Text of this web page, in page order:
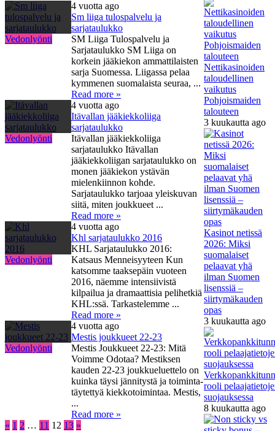
Vedonlyönti
4 vuotta ago
Sm liiga tulospalvelu ja
sarjataulukko
SM Liiga Tulospalvelu ja
Sarjataulukko SM Liiga on
korkein jääkiekon ammattilaisten
sarja Suomessa. Liigassa pelaa
kymmenen suomalaista seuraa, ...
Read more »
Vedonlyönti
4 vuotta ago
Itävallan jääkiekkoliiga
sarjataulukko
Itävallan jääkiekkoliiga
sarjataulukko Itävallan
jääkiekkoliigan sarjataulukko on
monen jääkiekon ystävän
mielenkiinnon kohde.
Sarjataulukko tarjoaa yleiskuvan
siitä, miten joukkueet ...
Read more »
Vedonlyönti
4 vuotta ago
Khl sarjataulukko 2016
KHL Sarjataulukko 2016:
Katsaus Menneisyyteen Kun
katsomme taaksepäin vuoteen
2016, näemme intensiivistä
kilpailua ja dramaattisia pelihetkiä
KHL:ssä. Tarkastelemme ...
Read more »
Vedonlyönti
4 vuotta ago
Mestis joukkueet 22-23
Mestis Joukkueet 22-23: Mitä
Voimme Odotaa? Mestiksen
kauden 22-23 joukkueluettelo on
kuinka täysi jännitystä ja toiminta-
täytettyä kiekkotoimintaa. Mestis,
...
Read more »
« 1 2 … 11 12 13 »
Nettikasinoiden
taloudellinen
vaikutus
Pohjoismaiden
talouteen
3 kuukautta ago
Kasinot netissä
2026: Miksi
suomalaiset
pelaavat yhä
ilman Suomen
lisenssiä –
siirtymäkauden
opas
3 kuukautta ago
rooli
suojauksessa
8 kuukautta ago